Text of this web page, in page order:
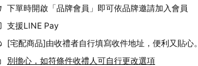
下單時開啟「品牌會員」即可依品牌邀請加入會員
支援LINE Pay
[宅配商品]由收禮者自行填寫收件地址，便利又貼心。
別擔心，如符條件收禮人可自行更改選項